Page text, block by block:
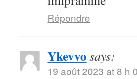
Répondre
Ykevvo says:
19 août 2023 at 8 h